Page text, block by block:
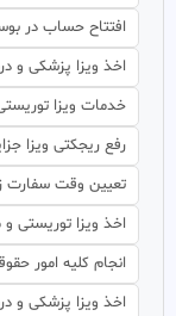
افتتاح حساب در
اخذ ویزا پزشکی و
خدمات ویزا
رفع ریجکتی ویزا
تعیین وقت سفارت
اخذ ویزا توریستی
انجام کلیه امور
اخذ ویزا پزشکی و